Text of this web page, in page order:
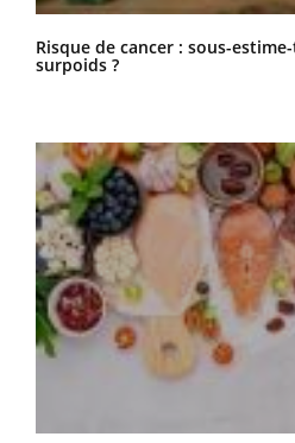
Risque de cancer : sous-
surpoids ?